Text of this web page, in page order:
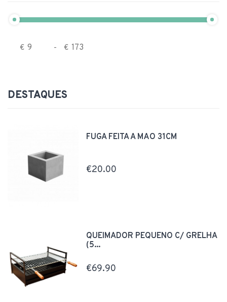
€ - €
DESTAQUES
FUGA FEITA A MÃO 31CM
€20.00
QUEIMADOR PEQUENO C/ GRELHA
(5...
€69.90